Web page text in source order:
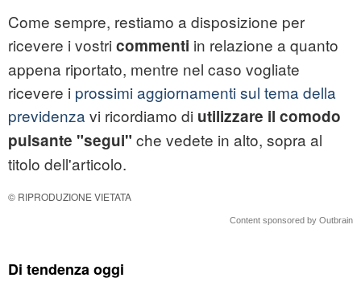
Come sempre, restiamo a disposizione per
ricevere i vostri commenti in relazione a quanto
appena riportato, mentre nel caso vogliate
ricevere i prossimi aggiornamenti sul tema della
previdenza vi ricordiamo di utilizzare il comodo
pulsante "segui" che vedete in alto, sopra al
titolo dell'articolo.
© RIPRODUZIONE VIETATA
Content sponsored by Outbrain
Di tendenza oggi